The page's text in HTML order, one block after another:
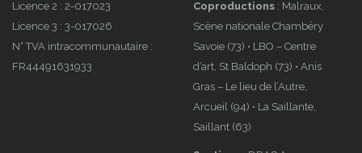
Licence 2 : 2-017023
Licence 3 : 3-017026
N° TVA intracommunautaire :
FR44491631933
Coproductions : Malraux,
Scène nationale Chambéry
Savoie (73) • LBO – Centre
d’art, St Baldoph (73) • Anis
Gras – Le lieu de l’Autre,
Arcueil (94) • La Saillante,
Saillant (63)